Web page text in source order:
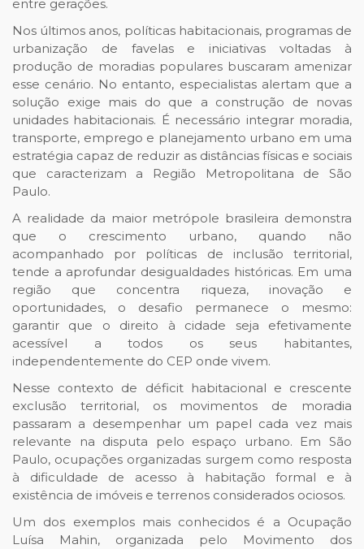
entre gerações.
Nos últimos anos, políticas habitacionais, programas de
urbanização de favelas e iniciativas voltadas à
produção de moradias populares buscaram amenizar
esse cenário. No entanto, especialistas alertam que a
solução exige mais do que a construção de novas
unidades habitacionais. É necessário integrar moradia,
transporte, emprego e planejamento urbano em uma
estratégia capaz de reduzir as distâncias físicas e sociais
que caracterizam a Região Metropolitana de São
Paulo.
A realidade da maior metrópole brasileira demonstra
que o crescimento urbano, quando não
acompanhado por políticas de inclusão territorial,
tende a aprofundar desigualdades históricas. Em uma
região que concentra riqueza, inovação e
oportunidades, o desafio permanece o mesmo:
garantir que o direito à cidade seja efetivamente
acessível a todos os seus habitantes,
independentemente do CEP onde vivem.
Nesse contexto de déficit habitacional e crescente
exclusão territorial, os movimentos de moradia
passaram a desempenhar um papel cada vez mais
relevante na disputa pelo espaço urbano. Em São
Paulo, ocupações organizadas surgem como resposta
à dificuldade de acesso à habitação formal e à
existência de imóveis e terrenos considerados ociosos.
Um dos exemplos mais conhecidos é a Ocupação
Luísa Mahin, organizada pelo Movimento dos